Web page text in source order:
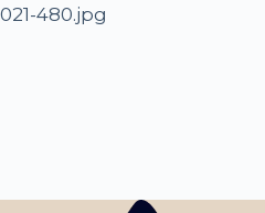
021-480.jpg